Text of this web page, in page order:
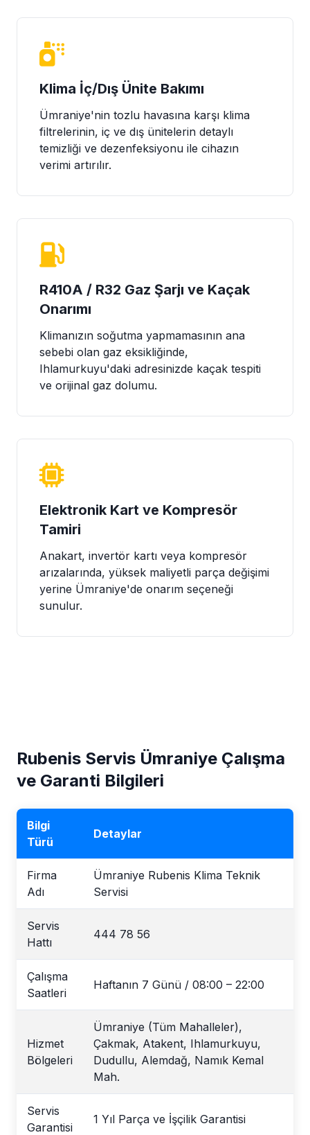
Klima İç/Dış Ünite Bakımı
Ümraniye'nin tozlu havasına karşı klima
filtrelerinin, iç ve dış ünitelerin detaylı
temizliği ve dezenfeksiyonu ile cihazın
verimi artırılır.
R410A / R32 Gaz Şarjı ve Kaçak
Onarımı
Klimanızın soğutma yapmamasının ana
sebebi olan gaz eksikliğinde,
Ihlamurkuyu'daki adresinizde kaçak tespiti
ve orijinal gaz dolumu.
Elektronik Kart ve Kompresör
Tamiri
Anakart, invertör kartı veya kompresör
arızalarında, yüksek maliyetli parça değişimi
yerine Ümraniye'de onarım seçeneği
sunulur.
Rubenis Servis Ümraniye Çalışma
ve Garanti Bilgileri
Bilgi
Türü
Detaylar
Firma
Adı
Ümraniye Rubenis Klima Teknik
Servisi
Servis
Hattı
444 78 56
Çalışma
Saatleri
Haftanın 7 Günü / 08:00 – 22:00
Hizmet
Bölgeleri
Ümraniye (Tüm Mahalleler),
Çakmak, Atakent, Ihlamurkuyu,
Dudullu, Alemdağ, Namık Kemal
Mah.
Servis
Garantisi
1 Yıl Parça ve İşçilik Garantisi